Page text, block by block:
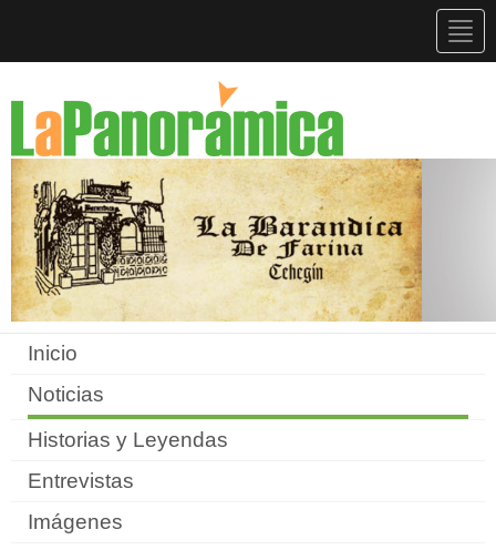
Inicio
Noticias
Historias y Leyendas
Entrevistas
Imágenes